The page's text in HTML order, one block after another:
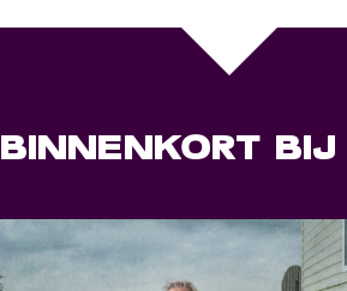
BINNENKORT